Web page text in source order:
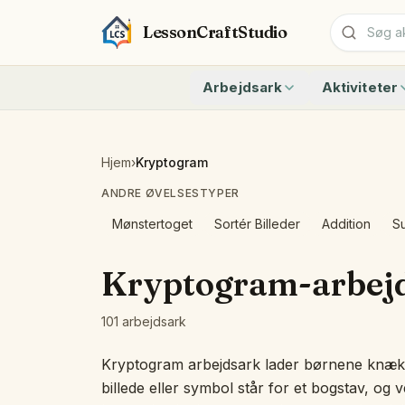
LessonCraftStudio
Arbejdsark
Addition
Kryptogram
Ordsøgning
Matchning
Aktiviteter
Tæl til 10
Addition Og
Hurtige
Genkend
Hjem›Kryptogram
ANDRE ØVELSESTYPER
Mønstertoget Sortér Billeder Addition
Kryptogram-
101 arbejdsark
Kryptogram arbejdsark lader børnene
billede eller symbol står for et bogstav, og